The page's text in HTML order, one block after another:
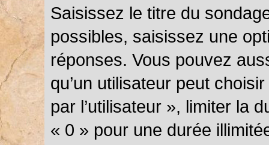
Saisissez le titre du
possibles, saisissez une
réponses. Vous pouvez
qu’un utilisateur peut
par l’utilisateur », limiter la
« 0 » pour une durée